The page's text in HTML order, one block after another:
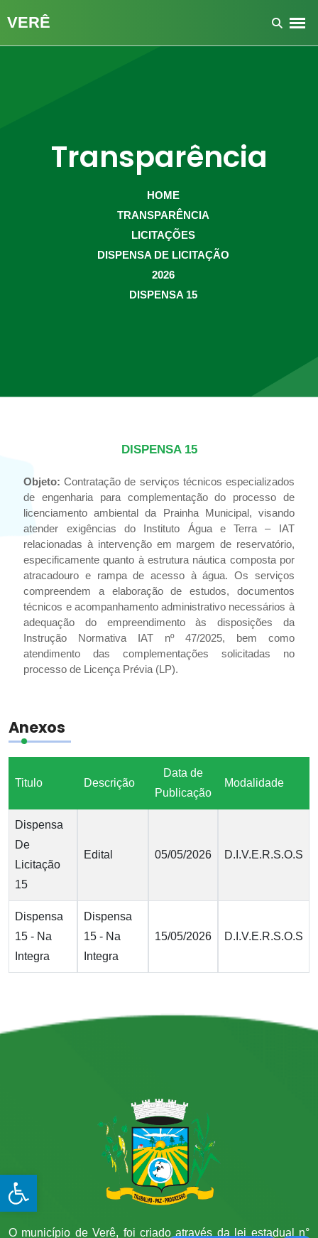
Open toolbar
Transparência
HOME
TRANSPARÊNCIA
LICITAÇÕES
DISPENSA DE LICITAÇÃO
2026
DISPENSA 15
DISPENSA 15
Objeto:Contratação de serviços técnicos especializados
de engenharia para complementação do processo de
licenciamento ambiental da Prainha Municipal, visando
atender exigências do Instituto Água e Terra – IAT
relacionadas à intervenção em margem de reservatório,
especificamente quanto à estrutura náutica composta por
atracadouro e rampa de acesso à água. Os serviços
compreendem a elaboração de estudos, documentos
técnicos e acompanhamento administrativo necessários à
adequação do empreendimento às disposições da
Instrução Normativa IAT nº 47/2025, bem como
atendimento das complementações solicitadas no
processo de Licença Prévia (LP).
Anexos
Titulo Descrição
Data de
Publicação
Modalidade
Dispensa
De
Licitação
15
Edital 05/05/2026 D.I.V.E.R.S.O.S
Dispensa
15 - Na
Integra
Dispensa
15 - Na
Integra
15/05/2026 D.I.V.E.R.S.O.S
O município de Verê, foi criado através da lei estadual n°